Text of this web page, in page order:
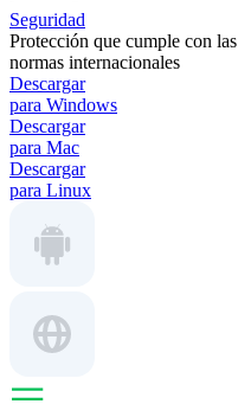
Seguridad
Protección que cumple con las
normas internacionales
Descargar
para Windows
Descargar
para Mac
Descargar
para Linux